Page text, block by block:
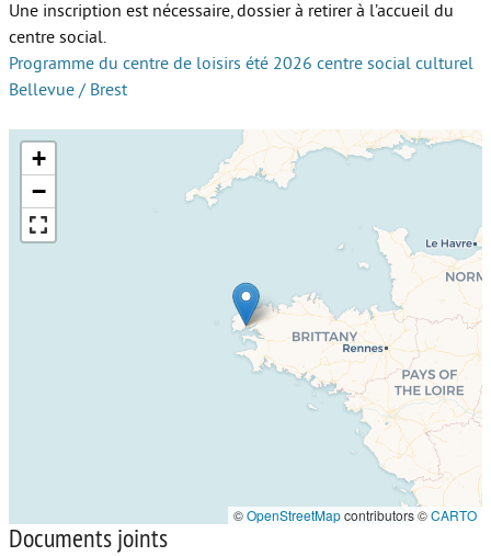
Une inscription est nécessaire, dossier à retirer à l’accueil du
centre social.
Programme du centre de loisirs été 2026 centre social culturel
Bellevue / Brest
+
−
©OpenStreetMapcontributors ©CARTO
Documents joints